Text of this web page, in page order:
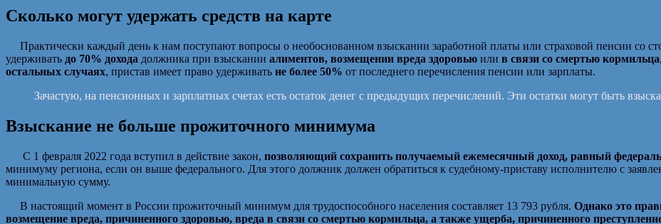
Сколько могут удержать средств на карте
Практически каждый день к нам поступают вопросы о необоснованном взыскании заработной платы или страховой пенсии со
удерживать до 70% дохода должника при взыскании алиментов, возмещении вреда здоровью или в связи со смертью кормильца
остальных случаях, пристав имеет право удерживать не более 50% от последнего перечисления пенсии или зарплаты.
Зачастую, на пенсионных и зарплатных счетах есть остаток денег с предыдущих перечислений. Эти остатки могут быть
Взыскание не больше прожиточного минимума
С 1 февраля 2022 года вступил в действие закон, позволяющий сохранить получаемый ежемесячный доход, равный
минимуму региона, если он выше федерального. Для этого должник должен обратиться к судебному-приставу исполнителю с
минимальную сумму.
В настоящий момент в России прожиточный минимум для трудоспособного населения составляет 13 793 рубля. Однако это
возмещение вреда, причиненного здоровью, вреда в связи со смертью кормильца, а также ущерба, причиненного